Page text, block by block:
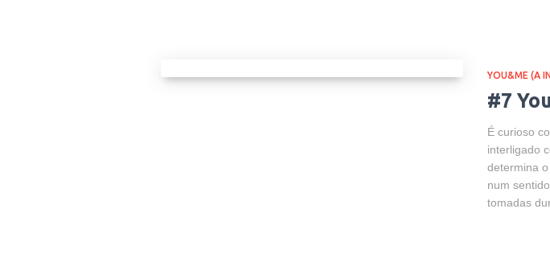
YOU&ME (A
#7
É curioso
interligado
determina
num
tomadas